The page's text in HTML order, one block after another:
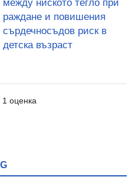
между ниското тегло при
раждане и повишения
сърдечносъдов риск в
детска възраст
оценка